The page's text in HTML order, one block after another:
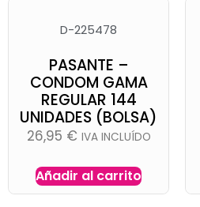
D-225478
PASANTE –
CONDOM GAMA
REGULAR 144
UNIDADES (BOLSA)
26,95 € IVA INCLUÍDO
Añadir al carrito